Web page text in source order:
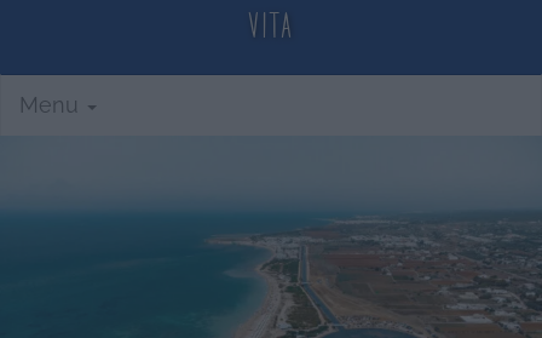
vita
Menu